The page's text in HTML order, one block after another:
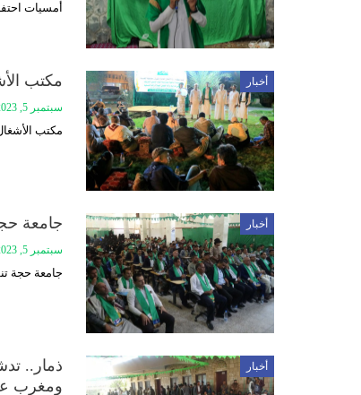
أمسيات
أخبار مكتب
سبتمبر 5, 2023
مكتب
أخبار جامعة
سبتمبر 5, 2023
جامعة حجة
أخبار
ذمار..
ومغرب